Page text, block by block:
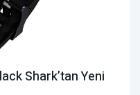
Shark’tan Yeni